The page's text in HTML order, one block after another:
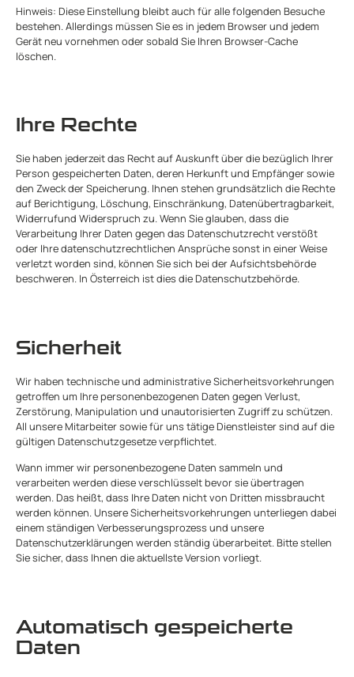
Hinweis: Diese Einstellung bleibt auch für alle folgenden Besuche
bestehen. Allerdings müssen Sie es in jedem Browser und jedem
Gerät neu vornehmen oder sobald Sie Ihren Browser-Cache
löschen.
Ihre Rechte
Sie haben jederzeit das Recht auf Auskunft über die bezüglich Ihrer
Person gespeicherten Daten, deren Herkunft und Empfänger sowie
den Zweck der Speicherung. Ihnen stehen grundsätzlich die Rechte
auf Berichtigung, Löschung, Einschränkung, Datenübertragbarkeit,
Widerrufund Widerspruch zu. Wenn Sie glauben, dass die
Verarbeitung Ihrer Daten gegen das Datenschutzrecht verstößt
oder Ihre datenschutzrechtlichen Ansprüche sonst in einer Weise
verletzt worden sind, können Sie sich bei der Aufsichtsbehörde
beschweren. In Österreich ist dies die Datenschutzbehörde.
Sicherheit
Wir haben technische und administrative Sicherheitsvorkehrungen
getroffen um Ihre personenbezogenen Daten gegen Verlust,
Zerstörung, Manipulation und unautorisierten Zugriff zu schützen.
All unsere Mitarbeiter sowie für uns tätige Dienstleister sind auf die
gültigen Datenschutzgesetze verpflichtet.
Wann immer wir personenbezogene Daten sammeln und
verarbeiten werden diese verschlüsselt bevor sie übertragen
werden. Das heißt, dass Ihre Daten nicht von Dritten missbraucht
werden können. Unsere Sicherheitsvorkehrungen unterliegen dabei
einem ständigen Verbesserungsprozess und unsere
Datenschutzerklärungen werden ständig überarbeitet. Bitte stellen
Sie sicher, dass Ihnen die aktuellste Version vorliegt.
Automatisch gespeicherte
Daten